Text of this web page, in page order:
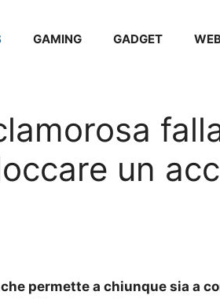
GAMING GADGET
un
permette a chiunque sia a